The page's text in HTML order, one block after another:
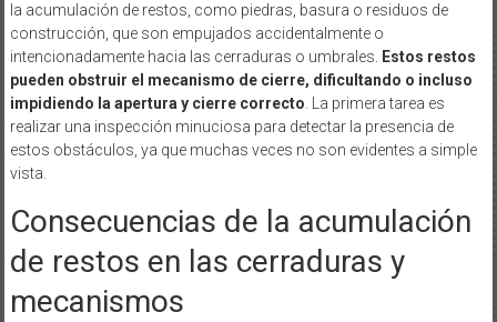
la acumulación de restos, como piedras, basura o residuos de
construcción, que son empujados accidentalmente o
intencionadamente hacia las cerraduras o umbrales. Estos restos
pueden obstruir el mecanismo de cierre, dificultando o incluso
impidiendo la apertura y cierre correcto. La primera tarea es
realizar una inspección minuciosa para detectar la presencia de
estos obstáculos, ya que muchas veces no son evidentes a simple
vista.
Consecuencias de la acumulación
de restos en las cerraduras y
mecanismos